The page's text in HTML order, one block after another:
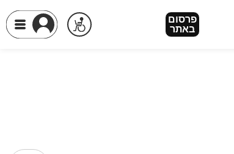
פרסום
באתר